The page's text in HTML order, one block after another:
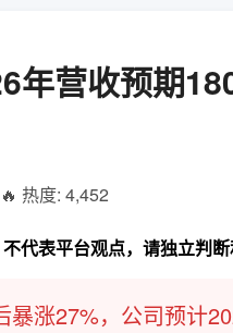
年营收预期
🔥 热度: 4,452
代表平台观点，请独立判
涨27%，公司预计